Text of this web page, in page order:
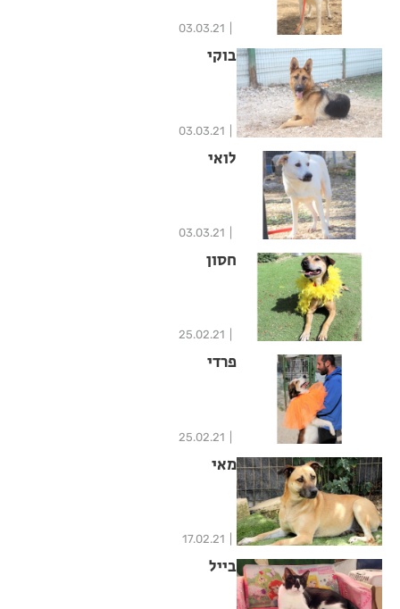
03.03.21
בוקי
03.03.21
לואי
03.03.21
חסון
25.02.21
פרדי
25.02.21
מאי
17.02.21
בייל